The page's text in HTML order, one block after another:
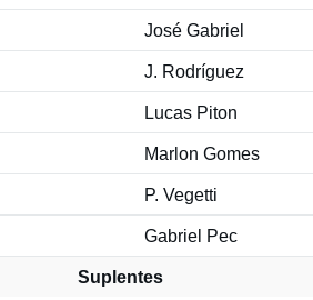
José Gabriel
J. Rodríguez
Lucas Piton
Marlon Gomes
P. Vegetti
Gabriel Pec
Suplentes